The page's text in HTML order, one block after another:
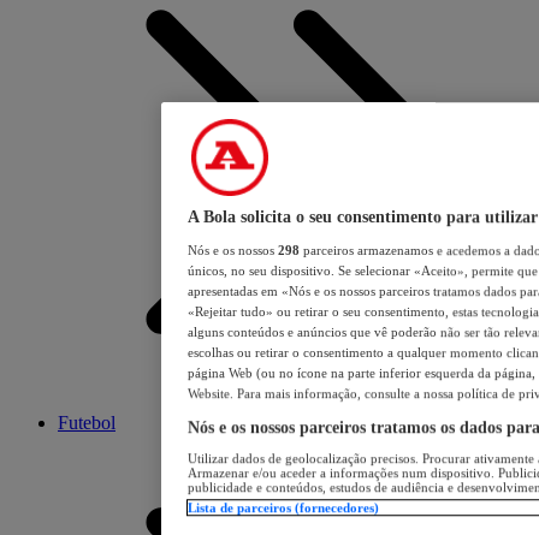
Futebol
A Bola solicita o seu consentimento para utilizar
Nós e os nossos 298 parceiros armazenamos e acedemos a
únicos, no seu dispositivo. Se selecionar «Aceito», permite
apresentadas em «Nós e os nossos parceiros tratamos dados
«Rejeitar tudo» ou retirar o seu consentimento, estas
alguns conteúdos e anúncios que vê poderão não ser tão
escolhas ou retirar o consentimento a qualquer momento
página Web (ou no ícone na parte inferior esquerda da página,
Website. Para mais informação, consulte a nossa política de
Nós e os nossos parceiros tratamos os dados
Utilizar dados de geolocalização precisos. Procurar
Armazenar e/ou aceder a informações num dispositivo.
publicidade e conteúdos, estudos de audiência e
Lista de parceiros (fornecedores)